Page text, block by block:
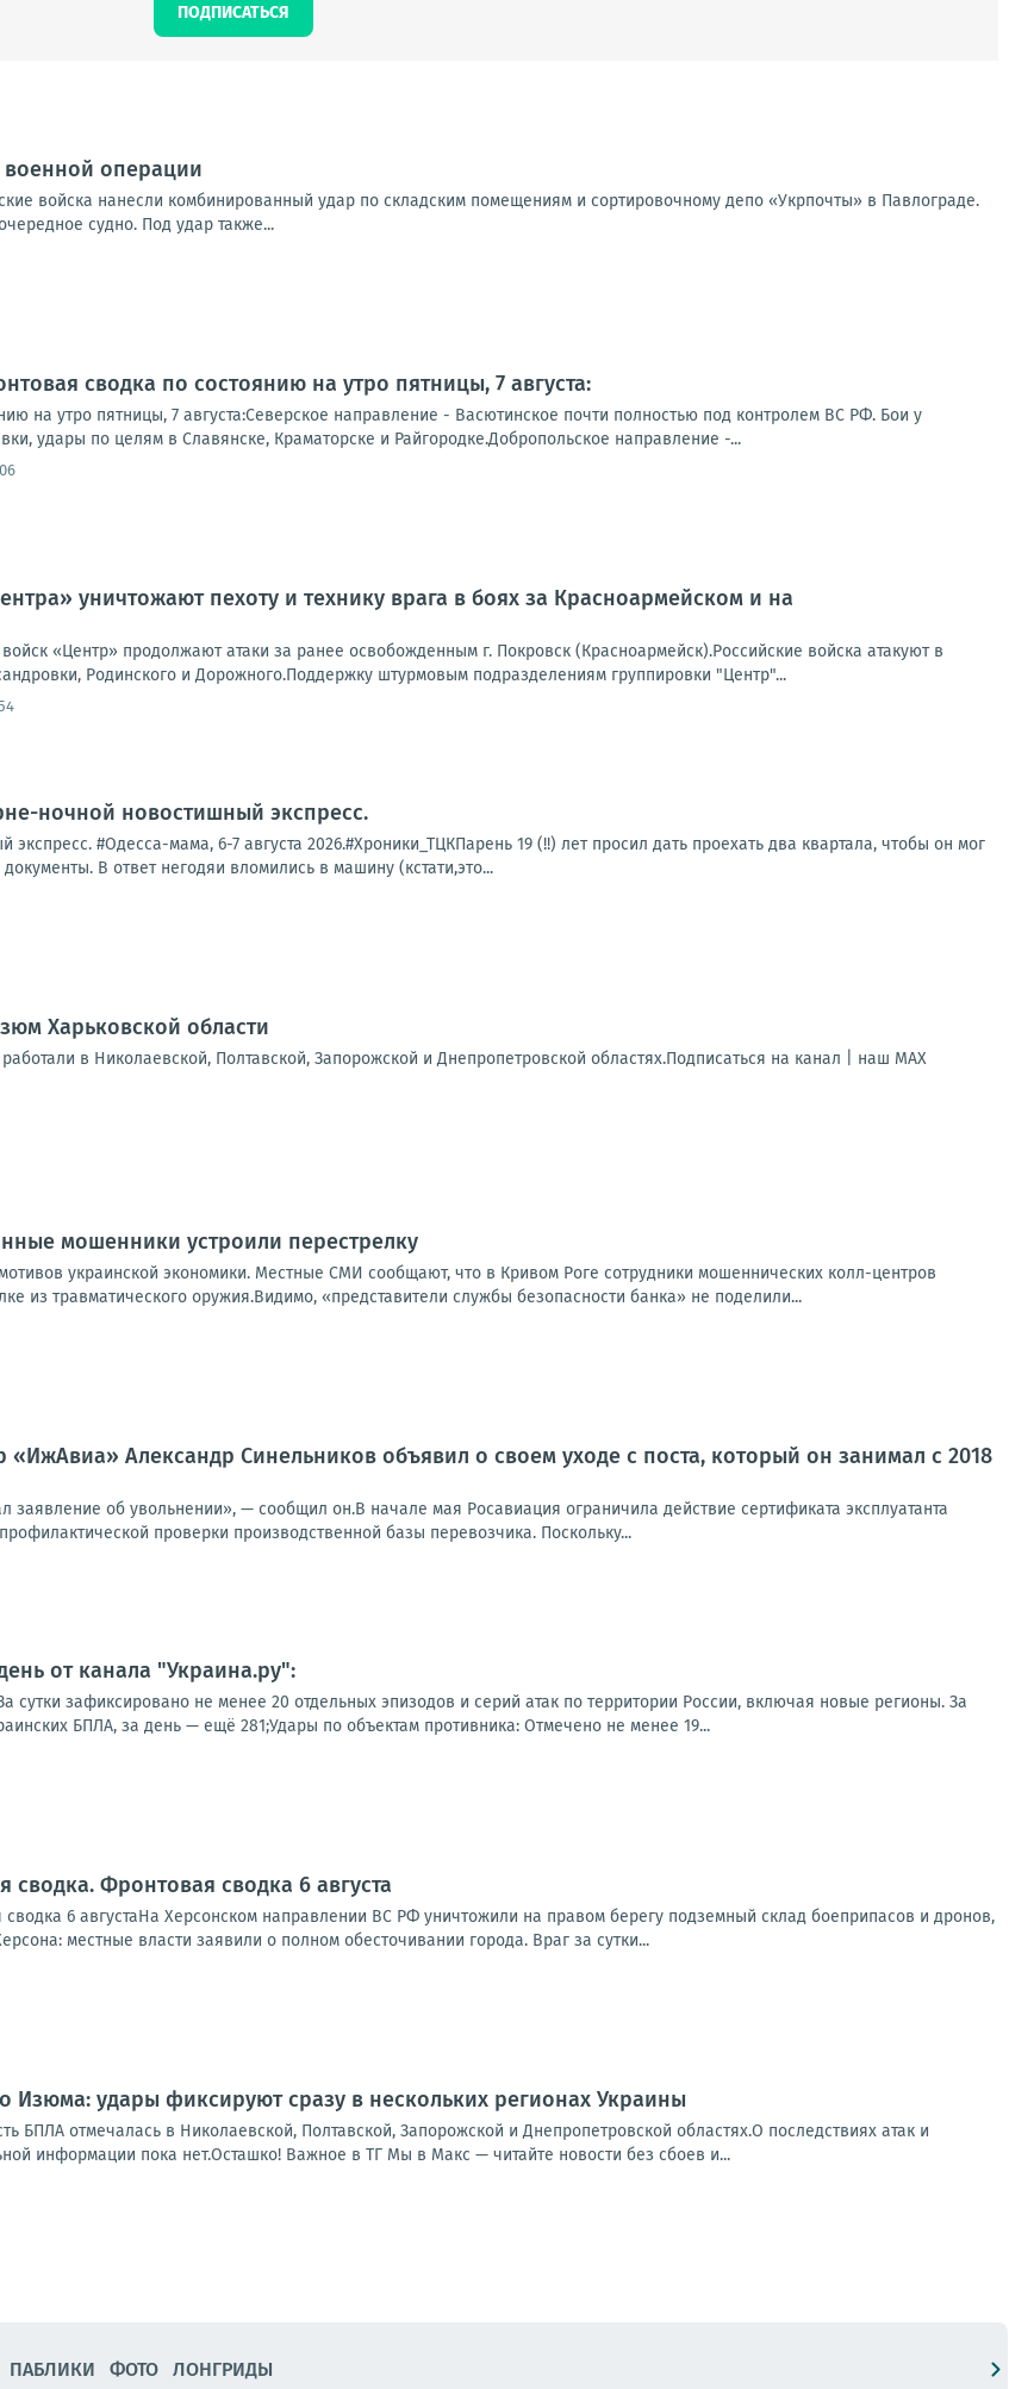
ПОДПИСАТЬСЯ
операции
войска нанесли комбинированный удар по складским помещениям и сортировочному депо «Укрпочты» в Павлограде.
судно. Под удар также...
сводка по состоянию на утро пятницы, 7 августа:
на утро пятницы, 7 августа:Северское направление - Васютинское почти полностью под контролем ВС РФ. Бои у
удары по целям в Славянске, Краматорске и Райгородке.Добропольское направление -...
уничтожают пехоту и технику врага в боях за Красноармейском и на
«Центр» продолжают атаки за ранее освобожденным г. Покровск (Красноармейск).Российские войска атакуют в
Родинского и Дорожного.Поддержку штурмовым подразделениям группировки "Центр"...
ночной новостишный экспресс.
#Одесса-мама, 6-7 августа 2026.#Хроники_ТЦКПарень 19 (!!) лет просил дать проехать два квартала, чтобы он мог
В ответ негодяи вломились в машину (кстати,это...
Харьковской области
в Николаевской, Полтавской, Запорожской и Днепропетровской областях.Подписаться на канал | наш МАХ
мошенники устроили перестрелку
украинской экономики. Местные СМИ сообщают, что в Кривом Роге сотрудники мошеннических колл-центров
из травматического оружия.Видимо, «представители службы безопасности банка» не поделили...
«ИжАвиа» Александр Синельников объявил о своем уходе с поста, который он занимал с 2018
заявление об увольнении», — сообщил он.В начале мая Росавиация ограничила действие сертификата эксплуатанта
проверки производственной базы перевозчика. Поскольку...
от канала "Украина.ру":
сутки зафиксировано не менее 20 отдельных эпизодов и серий атак по территории России, включая новые регионы. За
БПЛА, за день — ещё 281;Удары по объектам противника: Отмечено не менее 19...
сводка. Фронтовая сводка 6 августа
6 августаНа Херсонском направлении ВС РФ уничтожили на правом берегу подземный склад боеприпасов и дронов,
местные власти заявили о полном обесточивании города. Враг за сутки...
Изюма: удары фиксируют сразу в нескольких регионах Украины
БПЛА отмечалась в Николаевской, Полтавской, Запорожской и Днепропетровской областях.О последствиях атак и
информации пока нет.Осташко! Важное в ТГ Мы в Макс — читайте новости без сбоев и...
ПАБЛИКИ ФОТО ЛОНГРИДЫ